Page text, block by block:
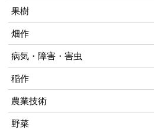
果樹
畑作
病気・障害・害虫
稲作
農業技術
野菜